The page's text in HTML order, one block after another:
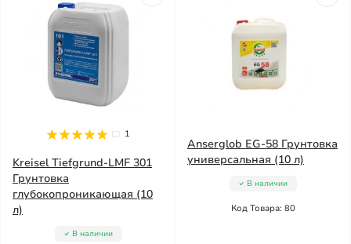
1
Kreisel Tiefgrund-LMF 301
Грунтовка
глубокопроникающая (10
л)
В наличии
Anserglob EG-58 Грунтовка
универсальная (10 л)
В наличии
Код Товара: 80